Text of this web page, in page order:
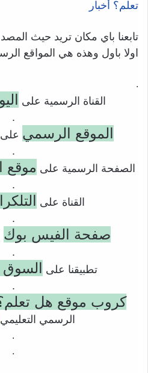
تعلم؟ أخبار
تابعنا باي مكان تريد حيث
اولا باول وهذه هي المواقع
.
القناة الرسمية على
.
الموقع الرسمي على
.
الصفحة الرسمية على موقع
.
القناة على
.
صفحة الفيس بوك
.
تطبيقنا على
.
كروب موقع هل تعلم؟
الرسمي التعليمي
.
.